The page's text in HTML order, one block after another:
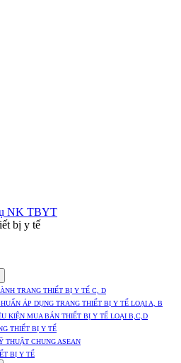
NK TBYT
bị y tế
TRANG THIẾT BỊ Y TẾ C, D
ÁP DỤNG TRANG THIẾT BỊ Y TẾ LOẠI A, B
KIỆN MUA BÁN THIẾT BỊ Y TẾ LOẠI B,C,D
THIẾT BỊ Y TẾ
THUẬT CHUNG ASEAN
BỊ Y TẾ